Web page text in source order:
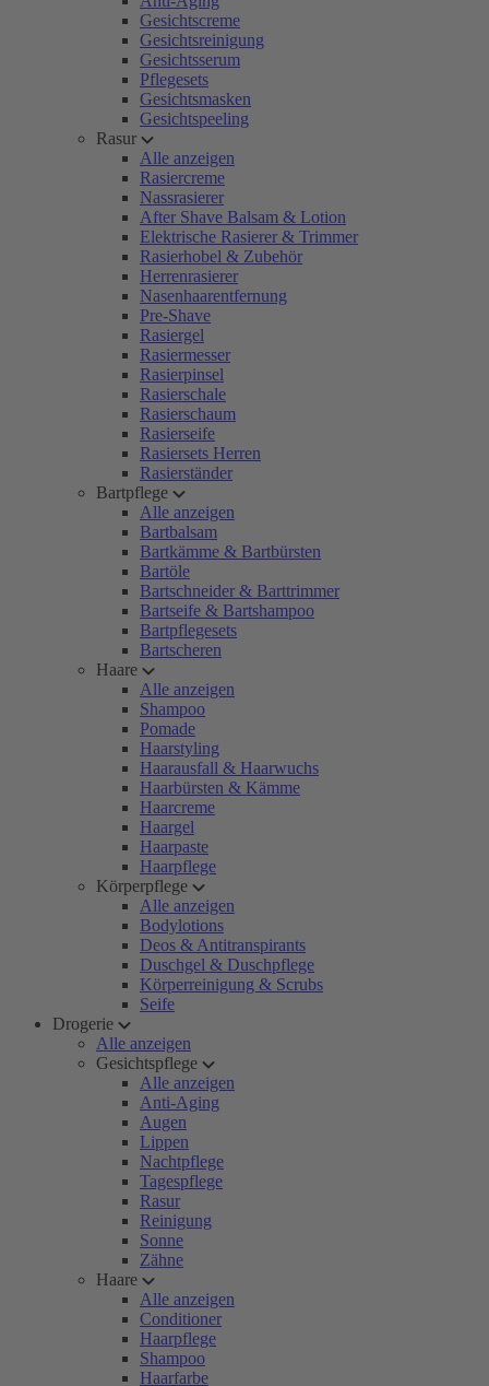
Gesichtscreme
Gesichtsreinigung
Gesichtsserum
Pflegesets
Gesichtsmasken
Gesichtspeeling
Rasur
Alle anzeigen
Rasiercreme
Nassrasierer
After Shave Balsam & Lotion
Elektrische Rasierer & Trimmer
Rasierhobel & Zubehör
Herrenrasierer
Nasenhaarentfernung
Pre-Shave
Rasiergel
Rasiermesser
Rasierpinsel
Rasierschale
Rasierschaum
Rasierseife
Rasiersets Herren
Rasierständer
Bartpflege
Alle anzeigen
Bartbalsam
Bartkämme & Bartbürsten
Bartöle
Bartschneider & Barttrimmer
Bartseife & Bartshampoo
Bartpflegesets
Bartscheren
Haare
Alle anzeigen
Shampoo
Pomade
Haarstyling
Haarausfall & Haarwuchs
Haarbürsten & Kämme
Haarcreme
Haargel
Haarpaste
Haarpflege
Körperpflege
Alle anzeigen
Bodylotions
Deos & Antitranspirants
Duschgel & Duschpflege
Körperreinigung & Scrubs
Seife
Drogerie
Alle anzeigen
Gesichtspflege
Alle anzeigen
Anti-Aging
Augen
Lippen
Nachtpflege
Tagespflege
Rasur
Reinigung
Sonne
Zähne
Haare
Alle anzeigen
Conditioner
Haarpflege
Shampoo
Haarfarbe